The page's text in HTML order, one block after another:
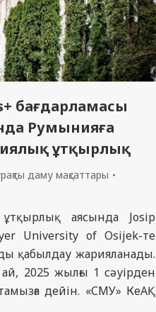
бағдарламасы
Румынияға
ұтқырлық
даму мақсаттары
аясында Josip
University of Osijek-те
қабылдау жарияланады.
2025 жылғы 1 сәуірден
дейін. «СМУ» КеАҚ